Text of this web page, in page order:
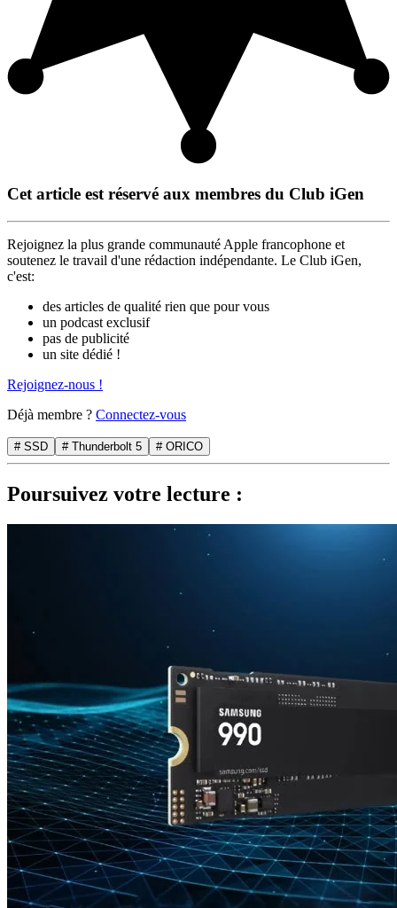
Cet article est réservé aux membres du Club iGen
Rejoignez la plus grande communauté Apple francophone et
soutenez le travail d'une rédaction indépendante. Le Club iGen,
c'est:
des articles de qualité rien que pour vous
un podcast exclusif
pas de publicité
un site dédié !
Rejoignez-nous !
Déjà membre ? Connectez-vous
# SSD # Thunderbolt 5 # ORICO
Poursuivez votre lecture :